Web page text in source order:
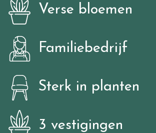
Verse bloemen
Familiebedrijf
Sterk in planten
3 vestigingen